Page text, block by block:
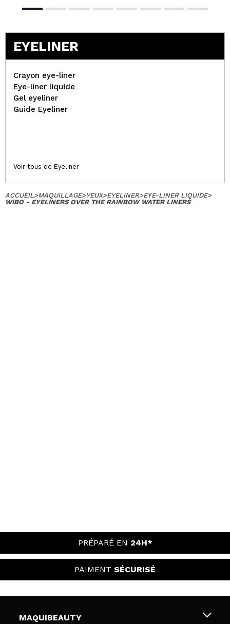
EYELINER
Crayon eye-liner
Eye-liner liquide
Gel eyeliner
Guide Eyeliner
Voir tous de Eyeliner
ACCUEIL>MAQUILLAGE>YEUX>EYELINER>EYE-LINER LIQUIDE>
WIBO - EYELINERS OVER THE RAINBOW WATER LINERS
PRÉPARÉ EN 24H*
PAIMENT SÉCURISÉ
MAQUIBEAUTY